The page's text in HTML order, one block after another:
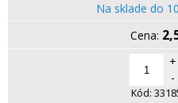
Na sklade do
+
-
Kód: